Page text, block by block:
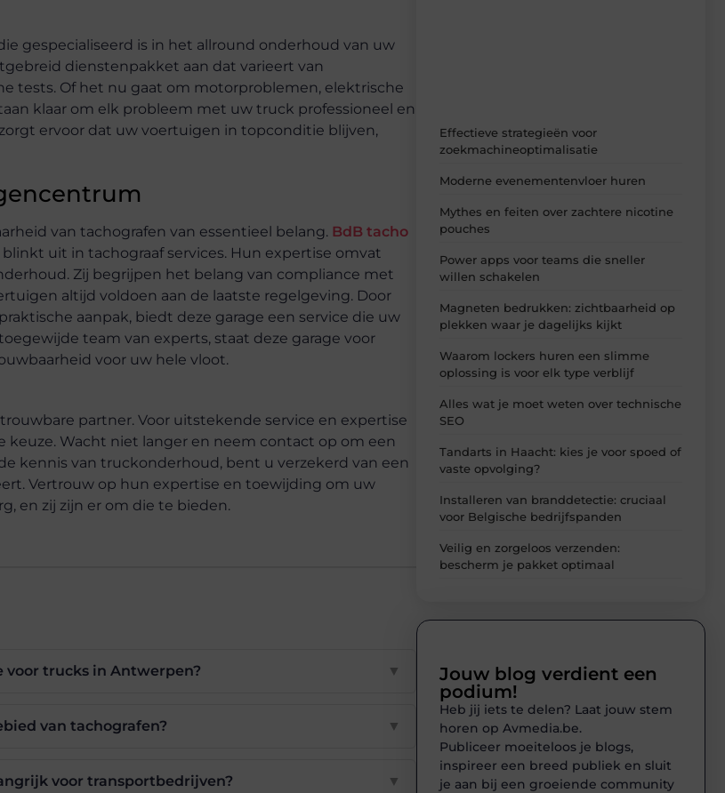
gespecialiseerd is in het allround onderhoud van uw
dienstenpakket aan dat varieert van
tests. Of het nu gaat om motorproblemen, elektrische
klaar om elk probleem met uw truck professioneel en
ervoor dat uw voertuigen in topconditie blijven,
van tachografen van essentieel belang. BdB tacho
uit in tachograaf services. Hun expertise omvat
Zij begrijpen het belang van compliance met
altijd voldoen aan de laatste regelgeving. Door
aanpak, biedt deze garage een service die uw
team van experts, staat deze garage voor
voor uw hele vloot.
partner. Voor uitstekende service en expertise
keuze. Wacht niet langer en neem contact op om een
kennis van truckonderhoud, bent u verzekerd van een
Vertrouw op hun expertise en toewijding om uw
en zij zijn er om die te bieden.
voor trucks in Antwerpen? ▼
van tachografen? ▼
voor transportbedrijven? ▼
Effectieve strategieën voor
zoekmachineoptimalisatie
Moderne evenementenvloer huren
Mythes en feiten over zachtere nicotine
pouches
Power apps voor teams die sneller
willen schakelen
Magneten bedrukken: zichtbaarheid op
plekken waar je dagelijks kijkt
Waarom lockers huren een slimme
oplossing is voor elk type verblijf
Alles wat je moet weten over technische
SEO
Tandarts in Haacht: kies je voor spoed of
vaste opvolging?
Installeren van branddetectie: cruciaal
voor Belgische bedrijfspanden
Veilig en zorgeloos verzenden:
bescherm je pakket optimaal
Jouw blog verdient een
podium!
Heb jij iets te delen? Laat jouw stem
horen op Avmedia.be.
Publiceer moeiteloos je blogs,
inspireer een breed publiek en sluit
je aan bij een groeiende community